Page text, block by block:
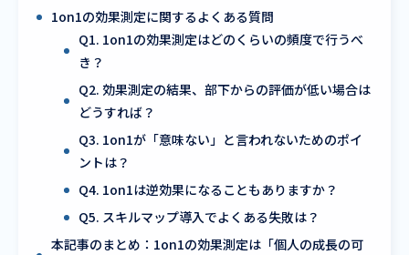
1on1の効果測定に関するよくある質問
Q1. 1on1の効果測定はどのくらいの頻度で行うべ
き？
Q2. 効果測定の結果、部下からの評価が低い場合は
どうすれば？
Q3. 1on1が「意味ない」と言われないためのポイ
ントは？
Q4. 1on1は逆効果になることもありますか？
Q5. スキルマップ導入でよくある失敗は？
本記事のまとめ：1on1の効果測定は「個人の成長の可